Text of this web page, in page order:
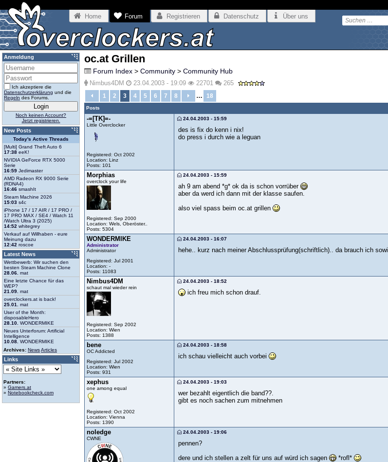
Home Forum Registrieren Datenschutz Über uns
oc.at Grillen
Forum Index > Community > Community Hub
Nimbus4DM 23.04.2003 - 19:09 22701 265
1 2 3 4 5 6 7 8 … 18
Posts
-=[TK]=-
Little Overclocker
Registered: Oct 2002
Location: Linz
Posts: 101
24.04.2003 - 15:59
des is fix do kenn i nix!
do press i durch wie a leguan
Morphias
overclock your life
Registered: Sep 2000
Location: Wels, Oberöster..
Posts: 5304
24.04.2003 - 15:59
ah 9 am abend *g* ok da is schon vorrüber
aber da werd ich dann mit der klasse saufen.
also viel spass beim oc.at grillen
WONDERMIKE
Administrator
Administrator
Registered: Jul 2001
Location: -
Posts: 11083
24.04.2003 - 16:07
hehe.. kurz nach meiner Abschlussprüfung(schriftlich).. da brauch ich
Nimbus4DM
schaut mal wieder rein
Registered: Sep 2002
Location: Wien
Posts: 1388
24.04.2003 - 18:52
ich freu mich schon drauf.
bene
OC Addicted
Registered: Jul 2002
Location: Wien
Posts: 931
24.04.2003 - 18:58
ich schau vielleicht auch vorbei
xephus
one among equal
Registered: Oct 2002
Location: Vienna
Posts: 1390
24.04.2003 - 19:03
wer bezahlt eigentlich die band??.
gibt es noch sachen zum mitnehmen
noledge
CWNE
24.04.2003 - 19:06
pennen?
dere und ich stellen a zelt für uns auf würd ich sagen
*rofl*
Anmeldung
Ich akzeptiere die
Datenschutzerklärung und die
Regeln des Forums.
Noch keinen Account?
Jetzt registrieren.
New Posts
Today's Active Threads
[Multi] Grand Theft Auto 6
17:38 eeK!
NVIDIA GeForce RTX 5000
Serie
16:59 Jedimaster
AMD Radeon RX 9000 Serie
(RDNA4)
16:46 smashIt
Steam Machine 2026
15:03 s4c
iPhone 17 / 17 AIR / 17 PRO /
17 PRO MAX / SE4 / Watch 11
/Watch Ultra 3 (2025)
14:52 whitegrey
Verkauf auf Willhaben - eure
Meinung dazu
12:42 roscoe
Latest News
Wettbewerb: Wir suchen den
besten Steam Machine Clone
28.06. mat
Eine letzte Chance für das
WEP?
21.09. mat
overclockers.at is back!
25.01.
mat
User of the Month:
disposableHero
28.10. WONDERMIKE
Neues Unterforum: Artificial
Intelligence
10.08. WONDERMIKE
Archives: NewsArticles
Links
Partners:
» Gamers.at
» Notebookcheck.com